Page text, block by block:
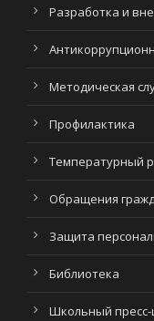
Разработка и
Методическая
Профилактика
Температурный
Обращения
Защита
Библиотека
Школьный пресс-